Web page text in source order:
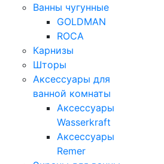
Ванны чугунные
GOLDMAN
ROCA
Карнизы
Шторы
Аксессуары для
ванной комнаты
Аксессуары
Wasserkraft
Аксессуары
Remer